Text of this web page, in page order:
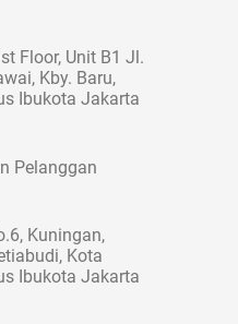
Floor, Unit B1 Jl.
Kby. Baru,
Ibukota Jakarta
Pelanggan
Kuningan,
Kota
Ibukota Jakarta